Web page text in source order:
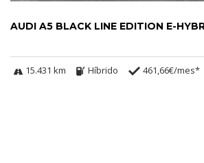
AUDI A5 BLACK LINE EDITION E-
15.431 km Híbrido 461,66€/mes*